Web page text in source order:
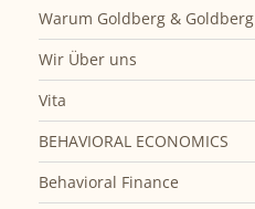
Warum Goldberg & Goldberg
Wir Über uns
Vita
BEHAVIORAL ECONOMICS
Behavioral Finance